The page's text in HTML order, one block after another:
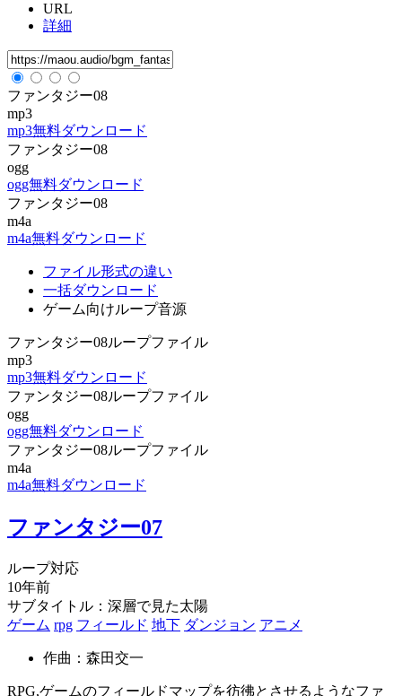
URL
詳細
ファンタジー08
mp3
mp3無料ダウンロード
ファンタジー08
ogg
ogg無料ダウンロード
ファンタジー08
m4a
m4a無料ダウンロード
ファイル形式の違い
一括ダウンロード
ゲーム向けループ音源
ファンタジー08ループファイル
mp3
mp3無料ダウンロード
ファンタジー08ループファイル
ogg
ogg無料ダウンロード
ファンタジー08ループファイル
m4a
m4a無料ダウンロード
ファンタジー07
ループ対応
10年前
サブタイトル：深層で見た太陽
ゲーム rpg フィールド 地下 ダンジョン アニメ
作曲：森田交一
RPG,ゲームのフィールドマップを彷彿とさせるようなファ